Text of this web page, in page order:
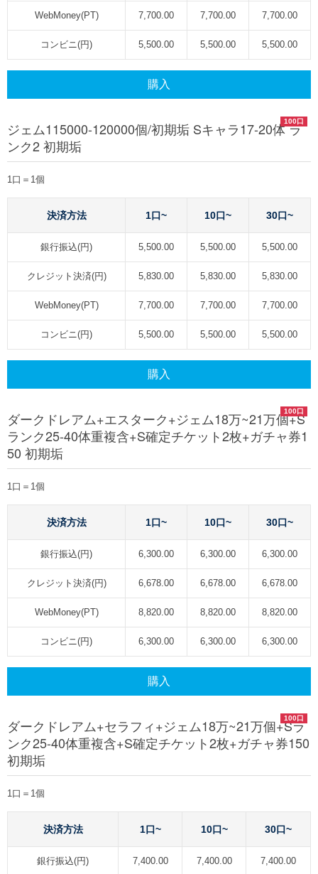
WebMoney(PT) 7,700.00 7,700.00 7,700.00
コンビニ(円) 5,500.00 5,500.00 5,500.00
購入
100口
ジェム115000-120000個/初期垢 Sキャラ17-20体 ラ
ンク2 初期垢
1口＝1個
決済方法 1口~ 10口~ 30口~
銀行振込(円) 5,500.00 5,500.00 5,500.00
クレジット決済(円) 5,830.00 5,830.00 5,830.00
WebMoney(PT) 7,700.00 7,700.00 7,700.00
コンビニ(円) 5,500.00 5,500.00 5,500.00
購入
100口
ダークドレアム+エスターク+ジェム18万~21万個+S
ランク25-40体重複含+S確定チケット2枚+ガチャ券1
50 初期垢
1口＝1個
決済方法 1口~ 10口~ 30口~
銀行振込(円) 6,300.00 6,300.00 6,300.00
クレジット決済(円) 6,678.00 6,678.00 6,678.00
WebMoney(PT) 8,820.00 8,820.00 8,820.00
コンビニ(円) 6,300.00 6,300.00 6,300.00
購入
100口
ダークドレアム+セラフィ+ジェム18万~21万個+Sラ
ンク25-40体重複含+S確定チケット2枚+ガチャ券150
初期垢
1口＝1個
決済方法 1口~ 10口~ 30口~
銀行振込(円) 7,400.00 7,400.00 7,400.00